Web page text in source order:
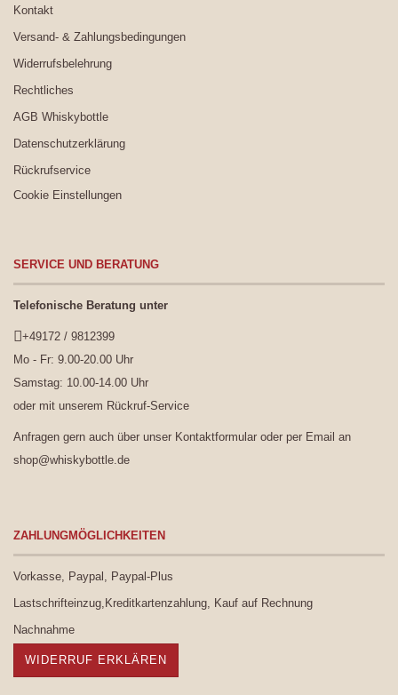
Kontakt
Versand- & Zahlungsbedingungen
Widerrufsbelehrung
Rechtliches
AGB Whiskybottle
Datenschutzerklärung
Rückrufservice
Cookie Einstellungen
SERVICE UND BERATUNG
Telefonische Beratung unter
+49172 / 9812399
Mo - Fr: 9.00-20.00 Uhr
Samstag: 10.00-14.00 Uhr
oder mit unserem Rückruf-Service
Anfragen gern auch über unser Kontaktformular oder per Email an
shop@whiskybottle.de
ZAHLUNGMÖGLICHKEITEN
Vorkasse, Paypal, Paypal-Plus
Lastschrifteinzug,Kreditkartenzahlung, Kauf auf Rechnung
Nachnahme
WIDERRUF ERKLÄREN